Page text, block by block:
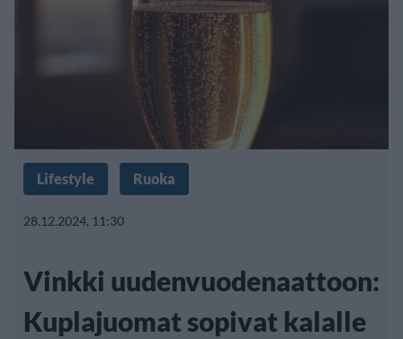
Lifestyle Ruoka
28.12.2024, 11:30
Vinkki uudenvuodenaattoon:
Kuplajuomat sopivat kalalle